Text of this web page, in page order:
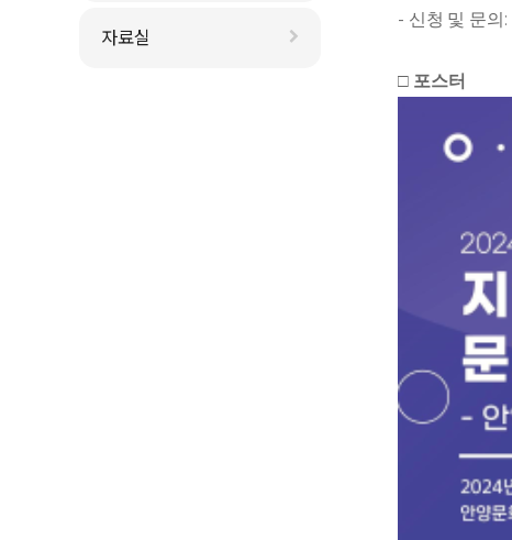
자료실
- 신청 및 문의 :
□ 포스터